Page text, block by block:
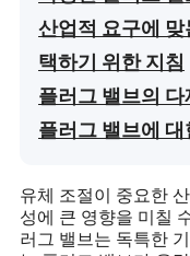
산업적 요구에
택하기 위한 지침
플러그 밸브의
플러그 밸브에
유체 조절이 중요한
성에 큰 영향을 미칠
러그 밸브는 독특한